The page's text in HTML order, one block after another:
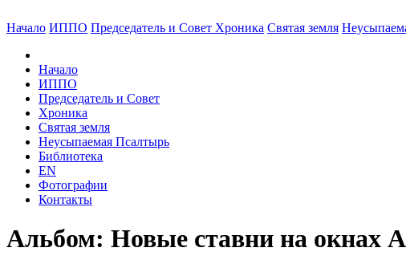
Начало ИППО Председатель и Совет Хроника Святая земля
Начало
ИППО
Председатель и Совет
Хроника
Святая земля
Неусыпаемая Псалтырь
Библиотека
EN
Фотографии
Контакты
Альбом: Новые ставни на окнах